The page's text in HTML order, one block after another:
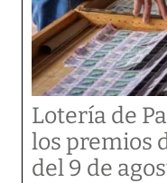
Lotería de
los premios
del 9 de